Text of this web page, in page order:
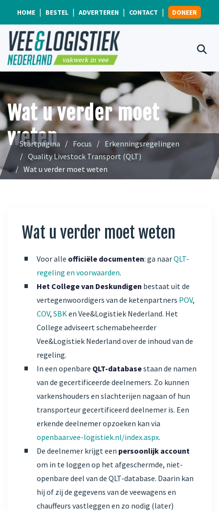
HOME BESTEL ADVERTEREN CONTACT DONEER
Wat u verder moet
weten
Startpagina Focus
Erkenningsregelingen
Quality Livestock Transport (QLT)
Wat u verder moet weten
Wat u verder moet weten
Voor alle officiële documenten: ga naarQLT-
regeling en voorwaarden.
Het College van Deskundigen bestaat uit de
vertegenwoordigers van de ketenpartners POV,
COV, SBKen Vee&Logistiek Nederland. Het
College adviseert schemabeheerder
Vee&Logistiek Nederland over de inhoud van de
regeling.
In een openbare QLT-databasestaan de namen
van de gecertificeerde deelnemers. Zo kunnen
varkenshouders en slachterijen nagaan of hun
transporteur gecertificeerd deelnemer is. Een
erkende deelnemer opzoeken kan via
openbaar.vee-logistiek.nl/index.aspx.
De deelnemer krijgt een persoonlijk account
om in te loggen op het afgeschermde, niet-
openbare deel van de QLT-database. Daarin kan
hij of zij de gegevens van de veewagens en
chauffeurs vastleggen en zo nodig (later)